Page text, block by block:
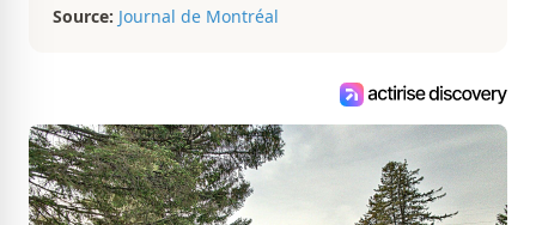
Source: Journal de Montréal